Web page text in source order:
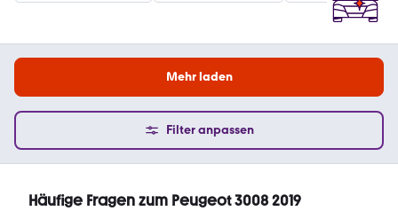
Mehr laden
Filter anpassen
Häufige Fragen zum Peugeot 3008 2019